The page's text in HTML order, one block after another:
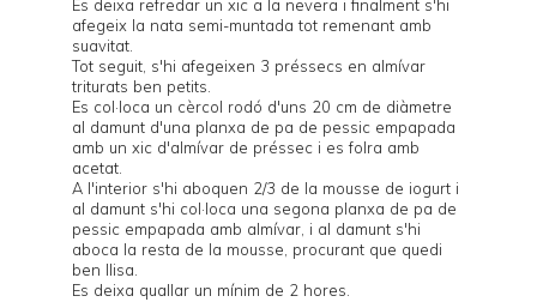
Es deixa refredar un xic a la nevera i finalment s'hi
afegeix la nata semi-muntada tot remenant amb
suavitat.
Tot seguit, s'hi afegeixen 3 préssecs en almívar
triturats ben petits.
Es col·loca un cèrcol rodó d'uns 20 cm de diàmetre
al damunt d'una planxa de pa de pessic empapada
amb un xic d'almívar de préssec i es folra amb
acetat.
A l'interior s'hi aboquen 2/3 de la mousse de iogurt i
al damunt s'hi col·loca una segona planxa de pa de
pessic empapada amb almívar, i al damunt s'hi
aboca la resta de la mousse, procurant que quedi
ben llisa.
Es deixa quallar un mínim de 2 hores.